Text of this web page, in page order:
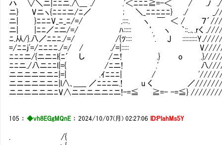
ハ ∨＼ニ|ﾆﾆニ.∧＿ ./ .'＜ﾆﾆﾆ≧=-＜ / .ﾉ
ニ} Vニヽ{ﾆﾆﾆニ/ﾆ／ ; ＼_ﾆﾆﾆﾆﾆ} ./
ニ| }ﾆﾆﾆV_ﾆ_ﾆ/=/ .::::. ヽ ￣ ＜ / ７
ニ| |ﾆﾆ／ﾆニ/=/ ﾊ::::: ‘. ヽ ｀::..､.rく
ﾆ.从/}.八／ﾆﾆﾆ./=/ /{ﾂ:::: '. J
=/ﾆﾆj'=/ﾆﾆﾆﾆ./=/ / ./=|:::::
ﾆﾆﾆニ/{ニニﾆl{ﾆ′ し /ニ! .} o
ﾆﾆニ./八ニﾆﾆl|={ /ﾆニ! .' 八
ニニニニニニﾆ|=| .ｲﾆﾆﾆ| /
ニニニニニニﾆ|l∧､＿__ ／ﾆﾆﾆニ.! u く ／
ニニニニニニﾆV∧ニニニニニﾆニ!-=≦ ≧=- -=≦}
105 ：◆vh8EGgMQnE ：2024/10/07(月) 02:27:06 ID:PIahMs5Y
. /{